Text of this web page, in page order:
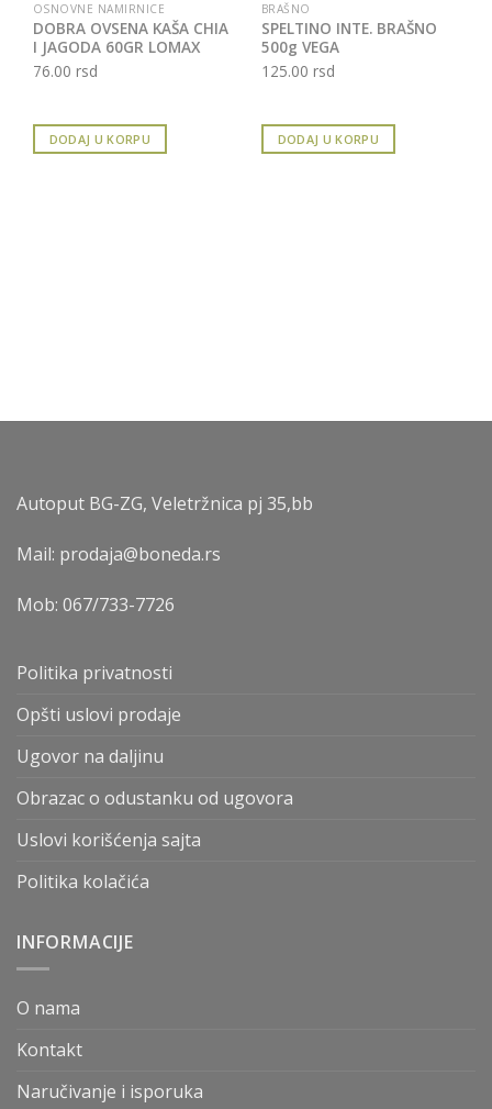
OSNOVNE NAMIRNICE
DOBRA OVSENA KAŠA CHIA
I JAGODA 60GR LOMAX
76.00 rsd
DODAJ U KORPU
BRAŠNO
SPELTINO INTE. BRAŠNO
500g VEGA
125.00 rsd
DODAJ U KORPU
Autoput BG-ZG, Veletržnica pj 35,bb
Mail: prodaja@boneda.rs
Mob: 067/733-7726
Politika privatnosti
Opšti uslovi prodaje
Ugovor na daljinu
Obrazac o odustanku od ugovora
Uslovi korišćenja sajta
Politika kolačića
INFORMACIJE
O nama
Kontakt
Naručivanje i isporuka